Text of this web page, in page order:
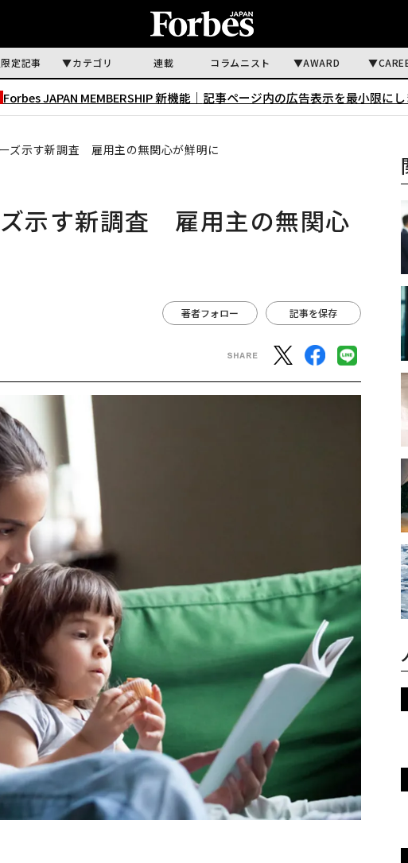
定記事 カテゴリ 連載 コラムニスト AWARD
Forbes JAPAN MEMBERSHIP 新機能｜ 記事ページ内の広告表示を最小限に
ズ示す新調査 雇用主の無関心が鮮明に
示す新調査 雇用主の無関心
著者フォロー 記事を保存